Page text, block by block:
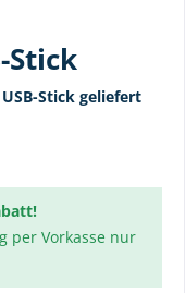
Stick
Stick geliefert
per Vorkasse nur